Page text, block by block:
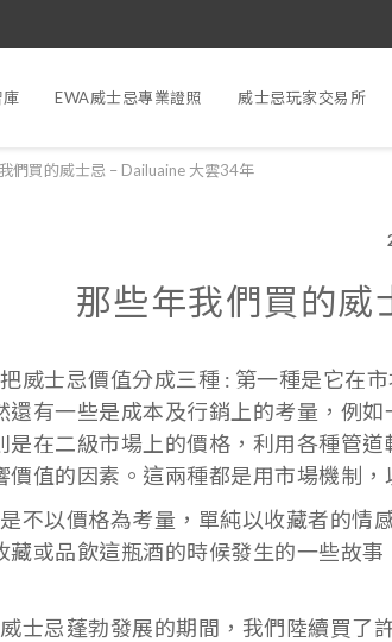
EWA威士忌專業證照 威士忌玩家交易所
們買的威士忌 – Dailuaine 大雲34年
那些年我們買的威
士忌價值分成三種 : 第一種是它在
還有一些是成本及行銷上的考量，例
是在二級市場上的價格，利用各種管
價值的因素。這兩種都是用市場機制，
以價格為考量，單純以收藏者的情
藏或品飲這瓶酒的時候發生的一些故
忌蓬勃發展的期間，我們陸續買了